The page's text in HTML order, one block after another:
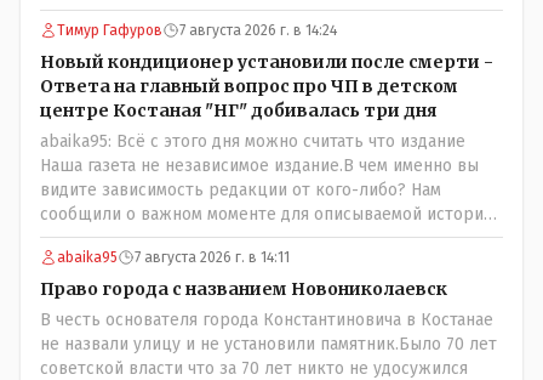
установлены ПОСЛЕ смерти ребенка. Или тебе такой
вариант не нравится? Ты вообще на чьей стороне в этой
истории? Прискорбно и иронично то, что кондиционеры
заменили после происшествия, и уже после этого
пустили журналистов посмотреть, типа у нас всё
хорошо, смотрите, мальчик просто больной был.
Тимур Гафуров 7 августа 2026 г. в 14:24
Новый кондиционер установили после смерти -
Ответа на главный вопрос про ЧП в детском
центре Костаная "НГ" добивалась три дня
abaika95: Всё с этого дня можно считать что издание
Наша газета не независимое издание.В чем именно вы
видите зависимость редакции от кого-либо? Нам
сообщили о важном моменте для описываемой истории.
И редакция отреагировала бы дополнительным
исследованием на такие вопрос от любого читателя.
Писать "как надо" редакция не будет. Но мы будем
публиковать полную и объективную информацию. А
потом продолжать тему. если выяснятся новые
обстоятельства.
abaika95 7 августа 2026 г. в 14:11
Право города с названием Новониколаевск
В честь основателя города Константиновича в Костанае
не назвали улицу и не установили памятник.Было 70 лет
советской власти что за 70 лет никто не удосужился